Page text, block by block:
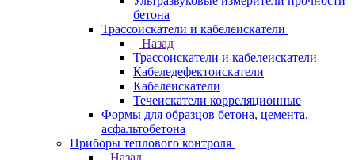
бетона
Трассоискатели и кабелеискатели
Назад
Трассоискатели и кабелеискатели
Кабеледефектоискатели
Кабелеискатели
Течеискатели корреляционные
Формы для образцов бетона, цемента,
асфальтобетона
Приборы теплового контроля
Назад